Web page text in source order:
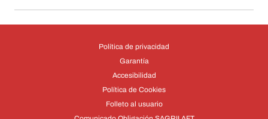
Política de privacidad
Garantía
Accesibilidad
Política de Cookies
Folleto al usuario